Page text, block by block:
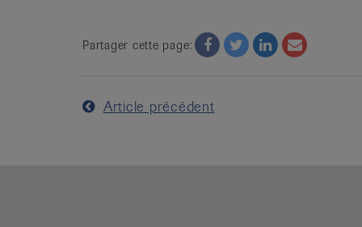
Partager cette page: Facebook
TwitterTwitterEmail
Article précédent